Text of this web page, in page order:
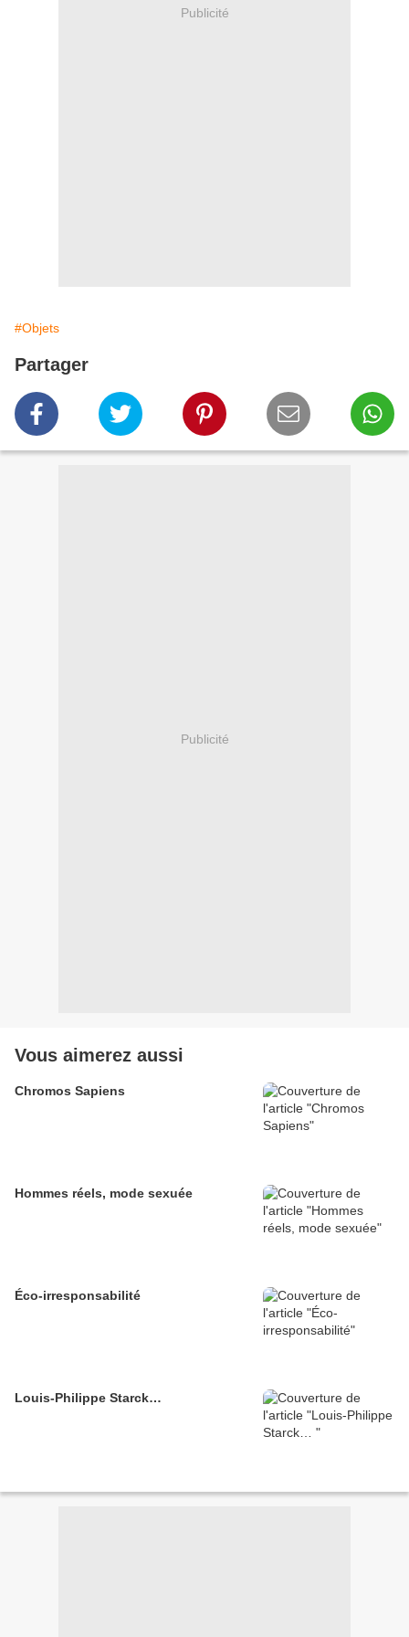
Publicité
#Objets
Partager
Publicité
Vous aimerez aussi
Chromos Sapiens
Hommes réels, mode sexuée
Éco-irresponsabilité
Louis-Philippe Starck…